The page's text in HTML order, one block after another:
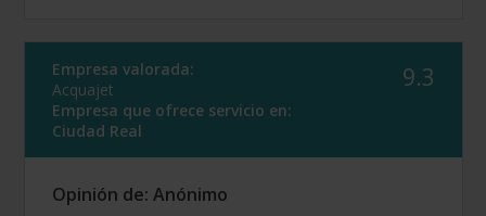
Empresa valorada:
Acquajet
Empresa que ofrece servicio en:
Ciudad Real
9.3
Opinión de: Anónimo